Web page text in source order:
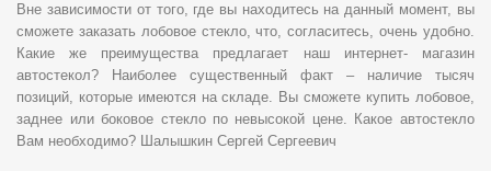
Вне зависимости от того, где вы находитесь на данный момент, вы
сможете заказать лобовое стекло, что, согласитесь, очень удобно.
Какие же преимущества предлагает наш интернет- магазин
автостекол? Наиболее существенный факт – наличие тысяч
позиций, которые имеются на складе. Вы сможете купить лобовое,
заднее или боковое стекло по невысокой цене. Какое автостекло
Вам необходимо? Шалышкин Сергей Сергеевич